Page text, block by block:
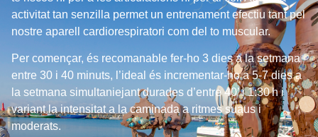
activitat tan senzilla permet un entrenament efectiu tant pel
nostre aparell cardiorespiratori com del to muscular.
Per començar, és recomanable fer-ho 3 dies a la setmana
entre 30 i 40 minuts, l’ideal és incrementar-ho a 5-7 dies a
la setmana simultaniejant durades d’entre 40’ i 1:30 h i
variant la intensitat a la caminada a ritmes suaus i
moderats.